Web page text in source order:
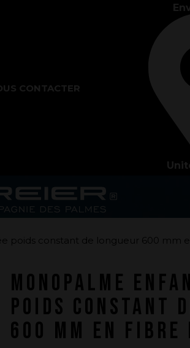
voulons le faire
innovons
- Saison 1 :
- Saison 3 :
fin
et
CONTACTER
poids constant de longueur 600 mm
MONOPALME
POIDS CONSTANT
600 MM EN FIBRE